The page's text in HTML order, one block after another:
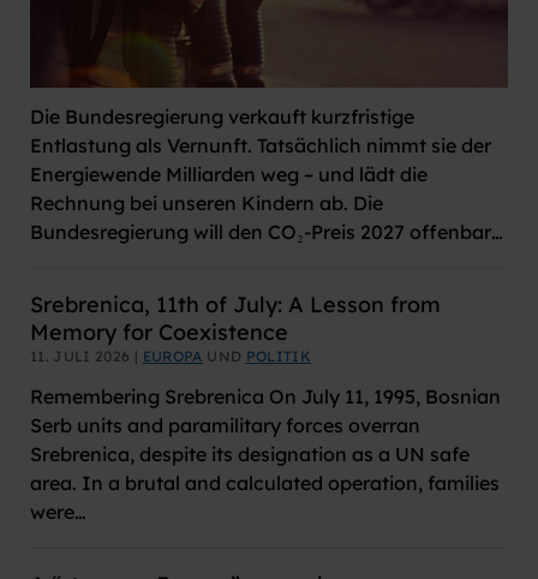
Die Bundesregierung verkauft kurzfristige
Entlastung als Vernunft. Tatsächlich nimmt sie der
Energiewende Milliarden weg – und lädt die
Rechnung bei unseren Kindern ab. Die
Bundesregierung will den CO₂-Preis 2027 offenbar…
Srebrenica, 11th of July: A Lesson from
Memory for Coexistence
11. JULI 2026 | EUROPA UND POLITIK
Remembering Srebrenica On July 11, 1995, Bosnian
Serb units and paramilitary forces overran
Srebrenica, despite its designation as a UN safe
area. In a brutal and calculated operation, families
were…